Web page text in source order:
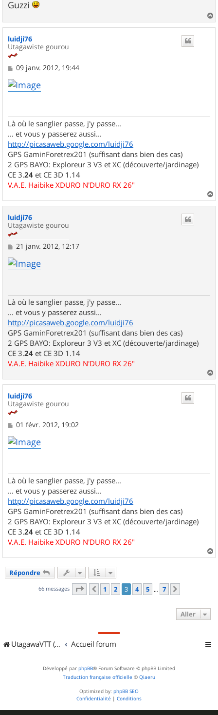
Guzzi
a
luidji76
Utagawiste gourou
M
s
s
09 janv. 2012, 19:44
Là où le sanglier passe, j'y passe...
... et vous y passerez aussi...
http://picasaweb.google.com/luidji76
GPS GaminForetrex201 (suffisant dans bien des cas)
2 GPS BAYO: Exploreur 3 V3 et XC (découverte/jardinage)
CE 3.24 et CE 3D 1.14
V.A.E. Haibike XDURO N'DURO RX 26"
a
luidji76
Utagawiste gourou
M
s
s
21 janv. 2012, 12:17
Là où le sanglier passe, j'y passe...
... et vous y passerez aussi...
http://picasaweb.google.com/luidji76
GPS GaminForetrex201 (suffisant dans bien des cas)
2 GPS BAYO: Exploreur 3 V3 et XC (découverte/jardinage)
CE 3.24 et CE 3D 1.14
V.A.E. Haibike XDURO N'DURO RX 26"
a
luidji76
Utagawiste gourou
M
s
s
01 févr. 2012, 19:02
Là où le sanglier passe, j'y passe...
... et vous y passerez aussi...
http://picasaweb.google.com/luidji76
GPS GaminForetrex201 (suffisant dans bien des cas)
2 GPS BAYO: Exploreur 3 V3 et XC (découverte/jardinage)
CE 3.24 et CE 3D 1.14
V.A.E. Haibike XDURO N'DURO RX 26"
a
Répondre
66 messages Page 3sur7
Précédent
1 2 3 4 5 … 7
Aller
UtagawaVTT (Randos VTT et VTTAE avec traces GPS) Accueil forum
Développé par phpBB® Forum Software © phpBB Limited
Traduction française officielle © Qiaeru
Optimized by: phpBB SEO
Confidentialité | Conditions